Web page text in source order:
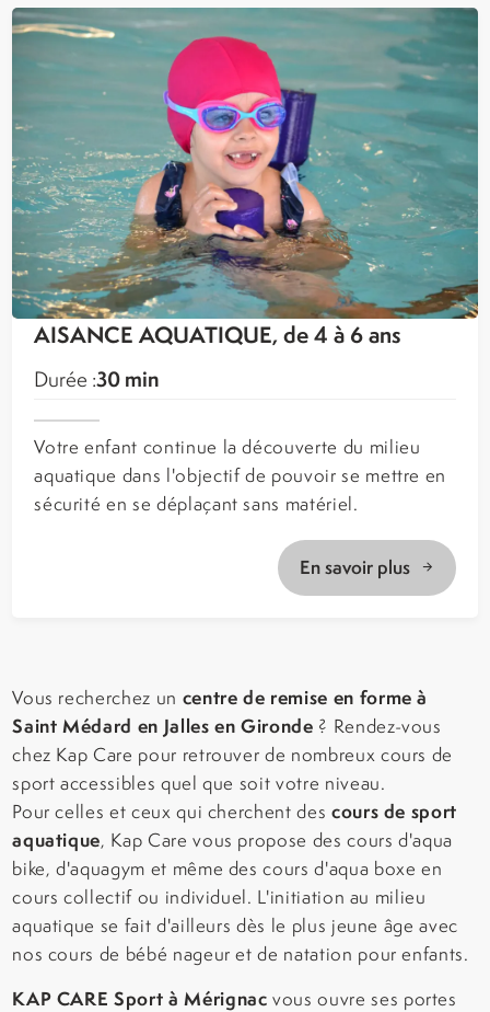
AISANCE AQUATIQUE, de 4 à 6 ans
Durée :30 min
Votre enfant continue la découverte du milieu
aquatique dans l'objectif de pouvoir se mettre en
sécurité en se déplaçant sans matériel.
En savoir plus
Vous recherchez un centre de remise en forme à
Saint Médard en Jalles en Gironde ? Rendez-vous
chez Kap Care pour retrouver de nombreux cours de
sport accessibles quel que soit votre niveau.
Pour celles et ceux qui cherchent des cours de sport
aquatique, Kap Care vous propose des cours d'aqua
bike, d'aquagym et même des cours d'aqua boxe en
cours collectif ou individuel. L'initiation au milieu
aquatique se fait d'ailleurs dès le plus jeune âge avec
nos cours de bébé nageur et de natation pour enfants.
KAP CARE Sport à Mérignac vous ouvre ses portes